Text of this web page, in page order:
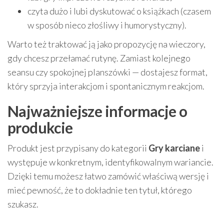
czyta dużo i lubi dyskutować o książkach (czasem
w sposób nieco złośliwy i humorystyczny).
Warto też traktować ją jako propozycję na wieczory,
gdy chcesz przełamać rutynę. Zamiast kolejnego
seansu czy spokojnej planszówki — dostajesz format,
który sprzyja interakcjom i spontanicznym reakcjom.
Najważniejsze informacje o
produkcie
Produkt jest przypisany do kategorii Gry karcianei
występuje w konkretnym, identyfikowalnym wariancie.
Dzięki temu możesz łatwo zamówić właściwą wersję i
mieć pewność, że to dokładnie ten tytuł, którego
szukasz.